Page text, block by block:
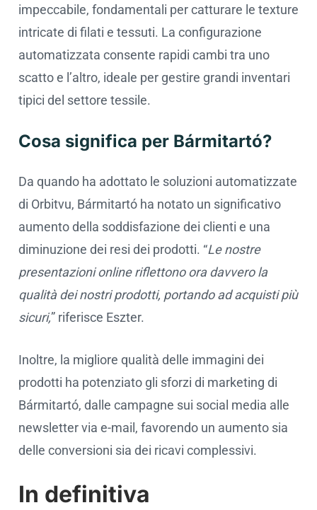
impeccabile, fondamentali per catturare le texture
intricate di filati e tessuti. La configurazione
automatizzata consente rapidi cambi tra uno
scatto e l’altro, ideale per gestire grandi inventari
tipici del settore tessile.
Cosa significa per Bármitartó?
Da quando ha adottato le soluzioni automatizzate
di Orbitvu, Bármitartó ha notato un significativo
aumento della soddisfazione dei clienti e una
diminuzione dei resi dei prodotti. “Le nostre
presentazioni online riflettono ora davvero la
qualità dei nostri prodotti, portando ad acquisti più
sicuri,” riferisce Eszter.
Inoltre, la migliore qualità delle immagini dei
prodotti ha potenziato gli sforzi di marketing di
Bármitartó, dalle campagne sui social media alle
newsletter via e-mail, favorendo un aumento sia
delle conversioni sia dei ricavi complessivi.
In definitiva